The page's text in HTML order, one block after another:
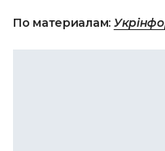
По материалам: